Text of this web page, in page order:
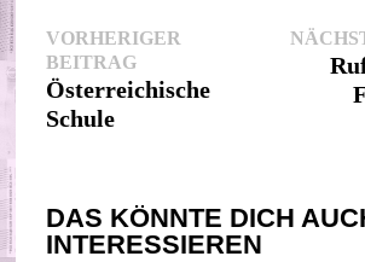
VORHERIGER
BEITRAGVorheriger
Beitrag:
Österreichische
Schule
DAS KÖNNTE DICH
INTERESSIEREN